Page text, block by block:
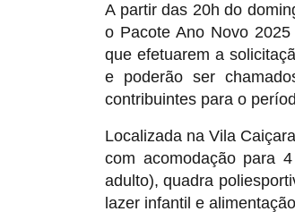
A partir das 20h do
o Pacote Ano Novo
que efetuarem a
e poderão ser
contribuintes para o
Localizada na Vila
com acomodação para
adulto), quadra
lazer infantil e